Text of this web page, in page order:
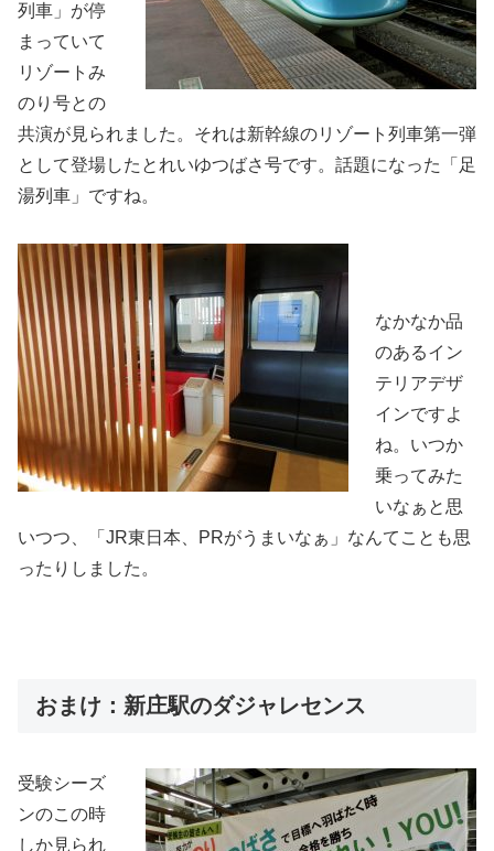
列車」が停
まっていて
リゾートみ
のり号との
共演が見られました。それは新幹線のリゾート列車第一弾
として登場したとれいゆつばさ号です。話題になった「足
湯列車」ですね。
なかなか品
のあるイン
テリアデザ
インですよ
ね。いつか
乗ってみた
いなぁと思
いつつ、「JR東日本、PRがうまいなぁ」なんてことも思
ったりしました。
おまけ：新庄駅のダジャレセンス
受験シーズ
ンのこの時
しか見られ